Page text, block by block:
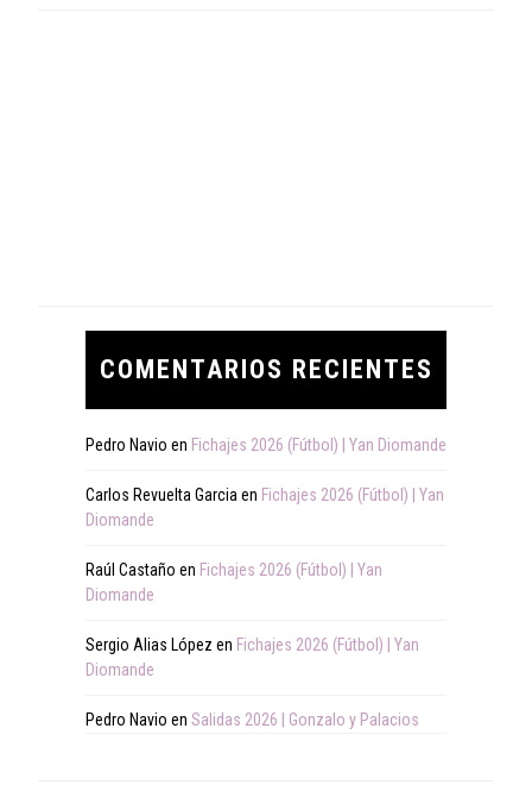
COMENTARIOS RECIENTES
Pedro Navio en Fichajes 2026 (Fútbol) | Yan Diomande
Carlos Revuelta Garcia en Fichajes 2026 (Fútbol) | Yan
Diomande
Raúl Castaño en Fichajes 2026 (Fútbol) | Yan
Diomande
Sergio Alias López en Fichajes 2026 (Fútbol) | Yan
Diomande
Pedro Navio en Salidas 2026 | Gonzalo y Palacios